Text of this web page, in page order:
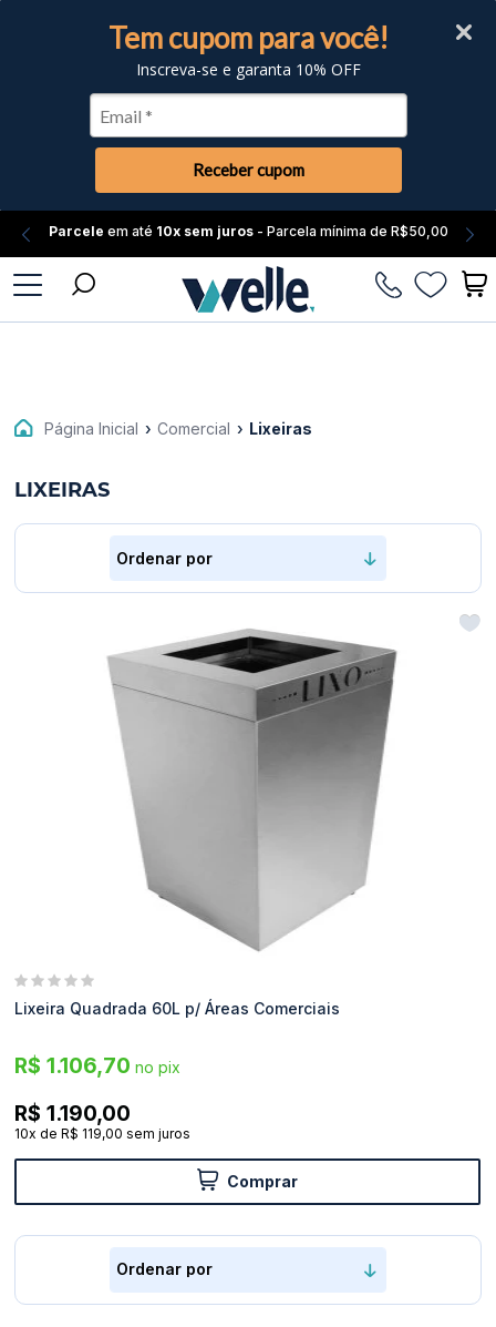
Tem cupom para você!
Inscreva-se e garanta 10% OFF
Receber cupom
Parceleem até 10x sem juros- Parcela mínima de R$50,00
Fale
(44)
3037-
0500
às
Sáb.
8h
Página Inicial › Comercial › Lixeiras
LIXEIRAS
Lixeira Quadrada 60L p/ Áreas Comerciais
R$ 1.106,70 no pix
R$ 1.190,00
10x deR$ 119,00 sem juros
Comprar